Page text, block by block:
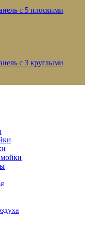
с 5 плоскими
с 3 круглыми